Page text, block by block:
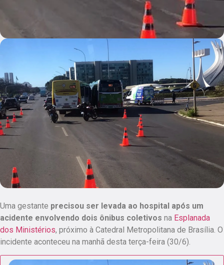
Uma gestante precisou ser levada ao hospital após um
acidente envolvendo dois ônibus coletivos na Esplanada
dos Ministérios, próximo à Catedral Metropolitana de Brasília. O
incidente aconteceu na manhã desta terça-feira (30/6).